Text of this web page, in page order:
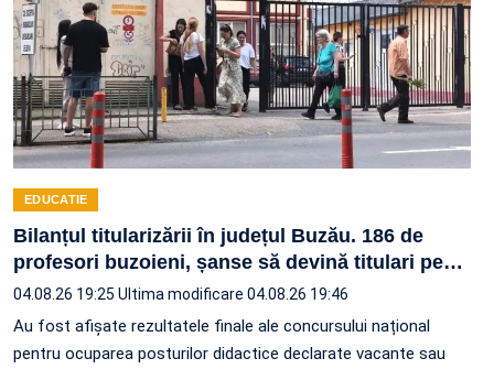
EDUCATIE
Bilanțul titularizării în județul Buzău. 186 de
profesori buzoieni, șanse să devină titulari pe…
04.08.26 19:25 Ultima modificare 04.08.26 19:46
Au fost afișate rezultatele finale ale concursului național
pentru ocuparea posturilor didactice declarate vacante sau